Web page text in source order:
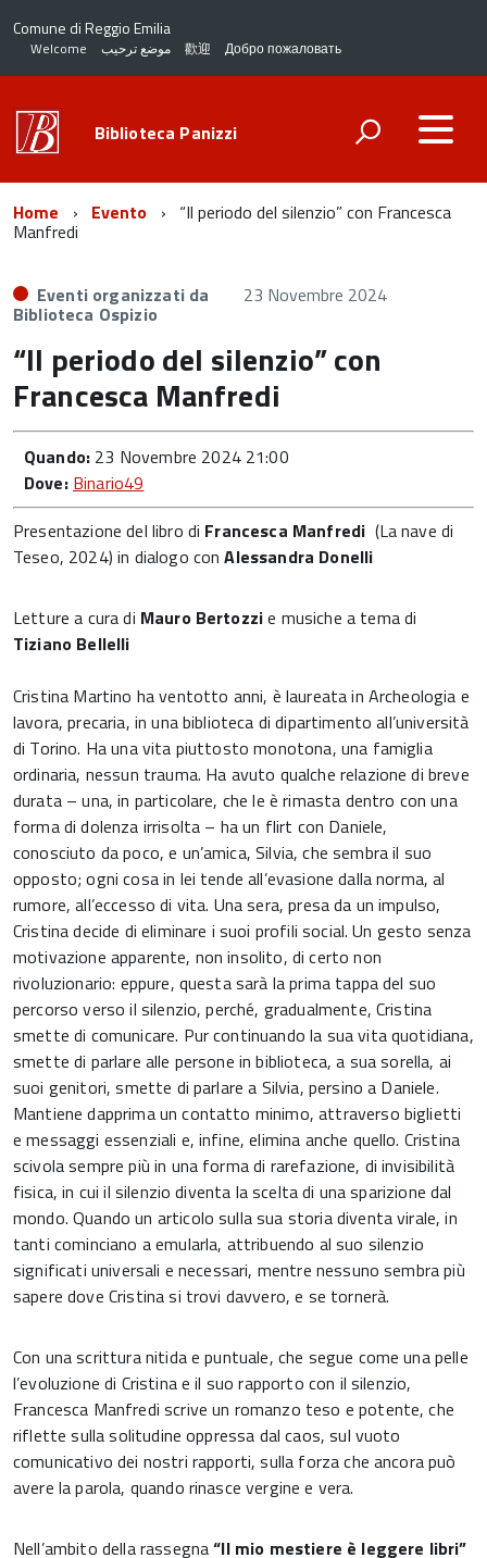
Comune di Reggio Emilia
Welcome موضع ترحيب 歡迎 Добро пожаловать
Biblioteca Panizzi
Home Evento “Il periodo del silenzio” con Francesca
Manfredi
Eventi organizzati da
Biblioteca Ospizio
23 Novembre 2024
“Il periodo del silenzio” con
Francesca Manfredi
Quando: 23 Novembre 2024 21:00
Dove: Binario49
Presentazione del libro di Francesca Manfredi (La nave di
Teseo, 2024) in dialogo conAlessandra Donelli
Letture a cura di Mauro Bertozzie musiche a tema di
Tiziano Bellelli
Cristina Martino ha ventotto anni, è laureata in Archeologia e
lavora, precaria, in una biblioteca di dipartimento all’università
di Torino. Ha una vita piuttosto monotona, una famiglia
ordinaria, nessun trauma. Ha avuto qualche relazione di breve
durata – una, in particolare, che le è rimasta dentro con una
forma di dolenza irrisolta – ha un flirt con Daniele,
conosciuto da poco, e un’amica, Silvia, che sembra il suo
opposto; ogni cosa in lei tende all’evasione dalla norma, al
rumore, all’eccesso di vita. Una sera, presa da un impulso,
Cristina decide di eliminare i suoi profili social. Un gesto senza
motivazione apparente, non insolito, di certo non
rivoluzionario: eppure, questa sarà la prima tappa del suo
percorso verso il silenzio, perché, gradualmente, Cristina
smette di comunicare. Pur continuando la sua vita quotidiana,
smette di parlare alle persone in biblioteca, a sua sorella, ai
suoi genitori, smette di parlare a Silvia, persino a Daniele.
Mantiene dapprima un contatto minimo, attraverso biglietti
e messaggi essenziali e, infine, elimina anche quello. Cristina
scivola sempre più in una forma di rarefazione, di invisibilità
fisica, in cui il silenzio diventa la scelta di una sparizione dal
mondo. Quando un articolo sulla sua storia diventa virale, in
tanti cominciano a emularla, attribuendo al suo silenzio
significati universali e necessari, mentre nessuno sembra più
sapere dove Cristina si trovi davvero, e se tornerà.
Con una scrittura nitida e puntuale, che segue come una pelle
l’evoluzione di Cristina e il suo rapporto con il silenzio,
Francesca Manfredi scrive un romanzo teso e potente, che
riflette sulla solitudine oppressa dal caos, sul vuoto
comunicativo dei nostri rapporti, sulla forza che ancora può
avere la parola, quando rinasce vergine e vera.
Nell’ambito della rassegna“Il mio mestiere è leggere libri”